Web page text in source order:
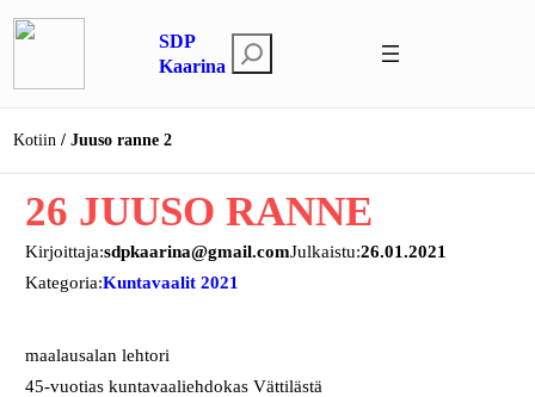
Siirry
sisältöön
SDP
Kaarina
t
s
Kotiin Juuso ranne 2
26 JUUSO RANNE
Kirjoittaja:sdpkaarina@gmail.comJulkaistu:26.01.2021
Kategoria:Kuntavaalit 2021
maalausalan lehtori
45-vuotias kuntavaaliehdokas Vättilästä